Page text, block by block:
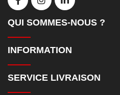
QUI SOMMES-NOUS ?
INFORMATION
SERVICE LIVRAISON